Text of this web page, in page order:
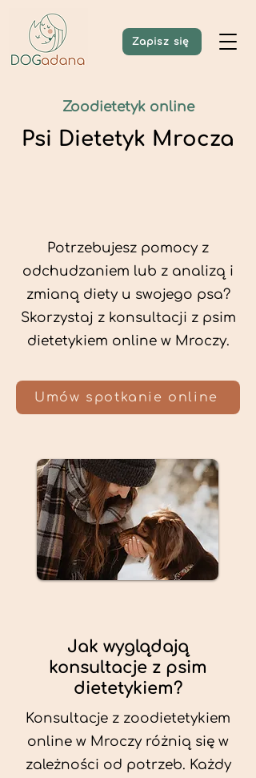
Zapisz się
Zoodietetyk online
Psi Dietetyk Mrocza
Potrzebujesz pomocy z
odchudzaniem lub z analizą i
zmianą diety u swojego psa?
Skorzystaj z konsultacji z psim
dietetykiem online w Mroczy.
Umów spotkanie online
Jak wyglądają
konsultacje z psim
dietetykiem?
Konsultacje z zoodietetykiem
online w Mroczy różnią się w
zależności od potrzeb. Każdy